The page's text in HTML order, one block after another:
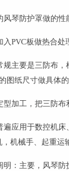
琴防护罩做的性
PVC板做热合处
规主要是三防布
图纸尺寸做具体的
型加工，把三防布
遍应用于数控机
机械手、起重运
明：主要，风琴